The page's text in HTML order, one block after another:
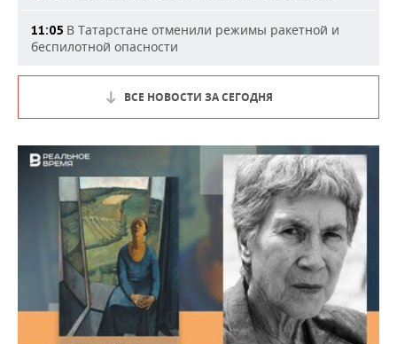
11:05 В Татарстане отменили режимы ракетной и
беспилотной опасности
ВСЕ НОВОСТИ ЗА СЕГОДНЯ